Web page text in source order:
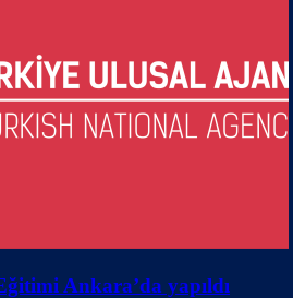
Ankara’da yapıldı